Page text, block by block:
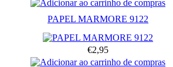
PAPEL MARMORE 9122
€2,95